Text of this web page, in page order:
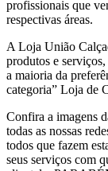
profissionais que
respectivas áreas.
A Loja União
produtos e
a maioria da
categoria” Loja de
Confira a imagens
todas as nossas
todos que fazem
seus serviços com